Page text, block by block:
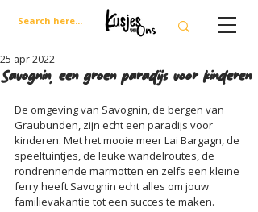
Savognin, een groen paradijs voor kinderen
25 apr 2022
De omgeving van Savognin, de bergen van
Graubunden, zijn echt een paradijs voor
kinderen. Met het mooie meer Lai Bargagn, de
speeltuintjes, de leuke wandelroutes, de
rondrennende marmotten en zelfs een kleine
ferry heeft Savognin echt alles om jouw
familievakantie tot een succes te maken.